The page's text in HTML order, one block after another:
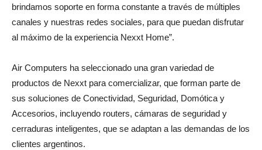
brindamos soporte en forma constante a través de múltiples
canales y nuestras redes sociales, para que puedan disfrutar
al máximo de la experiencia Nexxt Home”.
Air Computers ha seleccionado una gran variedad de
productos de Nexxt para comercializar, que forman parte de
sus soluciones de Conectividad, Seguridad, Domótica y
Accesorios, incluyendo routers, cámaras de seguridad y
cerraduras inteligentes, que se adaptan a las demandas de los
clientes argentinos.